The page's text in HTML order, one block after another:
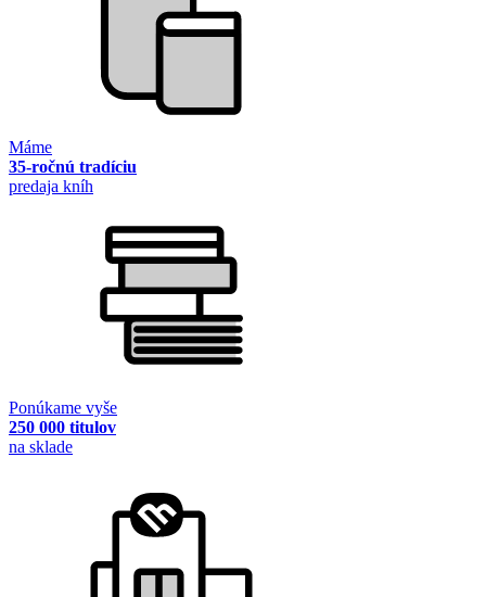
Máme
35-ročnú tradíciu
predaja kníh
Ponúkame vyše
250 000 titulov
na sklade